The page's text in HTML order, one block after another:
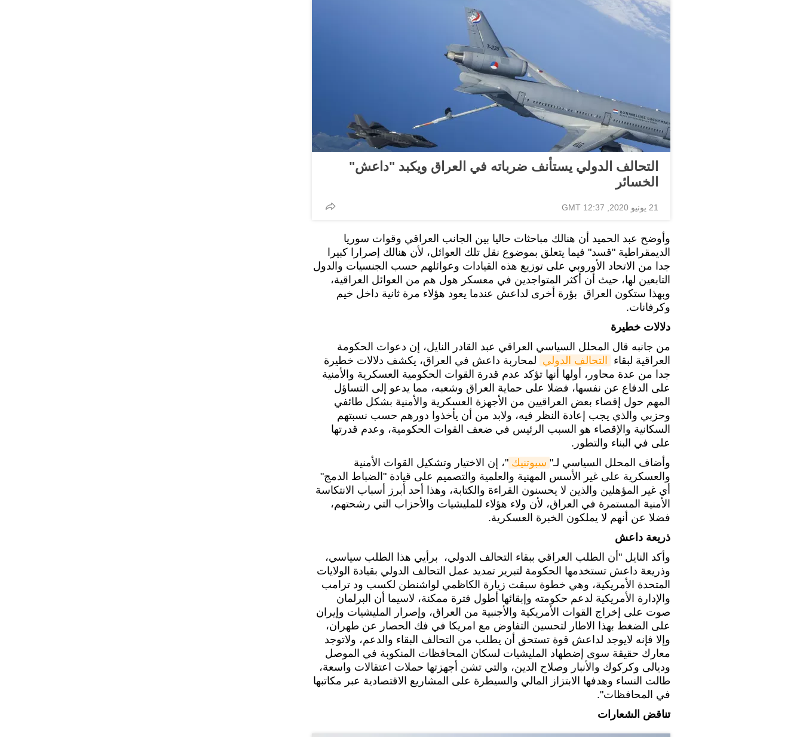
التحالف الدولي يستأنف ضرباته في العراق ويكبد "داعش"
الخسائر
21 يونيو 2020, 12:37 GMT
وأوضح عبد الحميد أن هنالك مباحثات حاليا بين الجانب العراقي وقوات سوريا
الديمقراطية "قسد" فيما يتعلق بموضوع نقل تلك العوائل، لأن هنالك إصرارا كبيرا
جدا من الاتحاد الأوروبي على توزيع هذه القيادات وعوائلهم حسب الجنسيات والدول
التابعين لها، حيث أن أكثر المتواجدين في معسكر هول هم من العوائل العراقية،
وبهذا ستكون العراق بؤرة أخرى لداعش عندما يعود هؤلاء مرة ثانية داخل خيم
وكرفانات.
دلالات خطيرة
من جانبه قال المحلل السياسي العراقي عبد القادر النايل، إن دعوات الحكومة
العراقية لبقاء
التحالف الدولي لمحاربة داعش في العراق، يكشف دلالات خطيرة
جدا من عدة محاور، أولها أنها تؤكد عدم قدرة القوات الحكومية العسكرية والأمنية
على الدفاع عن نفسها، فضلا على حماية العراق وشعبه، مما يدعو إلى التساؤل
المهم حول إقصاء بعض العراقيين من الأجهزة العسكرية والأمنية بشكل طائفي
وحزبي والذي يجب إعادة النظر فيه، ولابد من أن يأخذوا دورهم حسب نسبتهم
السكانية والإقصاء هو السبب الرئيس في ضعف القوات الحكومية، وعدم قدرتها
على في البناء والتطور.
وأضاف المحلل السياسي لـ" سبوتنيك "، إن الاختيار وتشكيل القوات الأمنية
والعسكرية على غير الأسس المهنية والعلمية والتصميم على قيادة "الضباط الدمج"
أي غير المؤهلين والذين لا يحسنون القراءة والكتابة، وهذا أحد أبرز أسباب الانتكاسة
الأمنية المستمرة في العراق، لأن ولاء هؤلاء للمليشيات والأحزاب التي رشحتهم،
فضلا عن أنهم لا يملكون الخبرة العسكرية.
ذريعة داعش
وأكد النايل "أن الطلب العراقي ببقاء التحالف الدولي، برأيي هذا الطلب سياسي،
وذريعة داعش تستخدمها الحكومة لتبرير تمديد عمل التحالف الدولي بقيادة الولايات
المتحدة الأمريكية، وهي خطوة سبقت زيارة الكاظمي لواشنطن لكسب ود ترامب
والإدارة الأمريكية لدعم حكومته وإبقائها أطول فترة ممكنة، لاسيما أن البرلمان
صوت على إخراج القوات الأمريكية والأجنبية من العراق، وإصرار المليشيات وإيران
على الضغط بهذا الاطار لتحسين التفاوض مع امريكا في فك الحصار عن طهران،
وإلا فإنه لايوجد لداعش قوة تستحق أن يطلب من التحالف البقاء والدعم، ولاتوجد
معارك حقيقة سوى إضطهاد المليشيات لسكان المحافظات المنكوبة في الموصل
وديالى وكركوك والأنبار وصلاح الدين، والتي تشن أجهزتها حملات اعتقالات واسعة،
طالت النساء وهدفها الابتزاز المالي والسيطرة على المشاريع الاقتصادية عبر مكاتبها
في المحافظات".
تناقض الشعارات